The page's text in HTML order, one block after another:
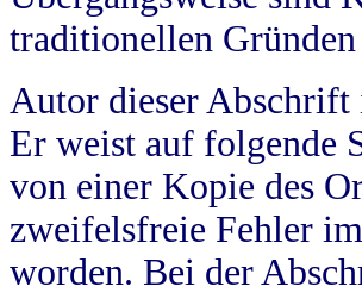
traditionellen
Autor dieser
Er weist auf folgende
von einer Kopie des
zweifelsfreie Fehler
worden. Bei der